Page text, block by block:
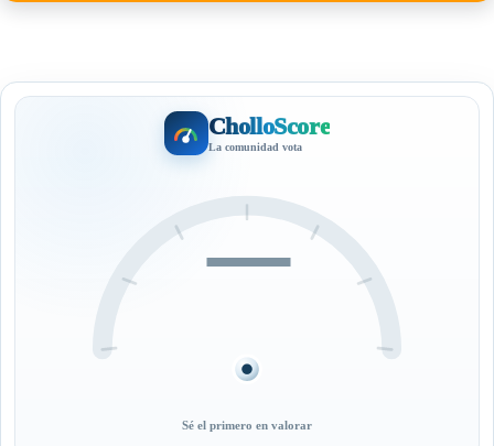
CholloScore
La comunidad vota
—
Sé el primero en valorar